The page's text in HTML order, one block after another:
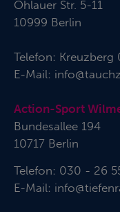
Ohlauer Str. 5-11
10999 Berlin
Telefon: Kreuzberg
E-Mail:
Action-Sport
Bundesallee 194
10717 Berlin
Telefon: 030 - 26
E-Mail: